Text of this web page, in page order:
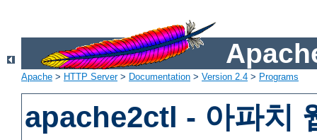
Apache > HTTP Server> Documentation > Version 2.4 > Programs
apache2ctl - 아파치